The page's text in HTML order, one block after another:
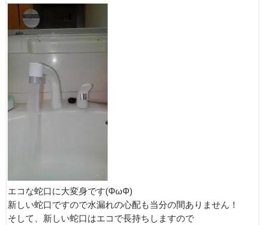
エコな蛇口に大変身です(ΦωΦ)
新しい蛇口ですので水漏れの心配も当分の間ありません！
そして、新しい蛇口はエコで長持ちしますので